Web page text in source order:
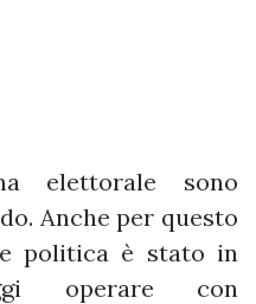
elettorale sono
Anche per questo
politica è stato in
operare con